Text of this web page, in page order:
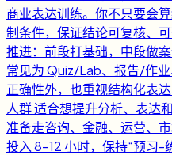
商业表达训练。你不只要会
制条件，保证结论可复核、
推进：前段打基础，中段做
常见为 Quiz/Lab、报告/作
正确性外，也重视结构化表
人群 适合想提升分析、表达
准备走咨询、金融、运营、
投入 8-12 小时，保持“预习-